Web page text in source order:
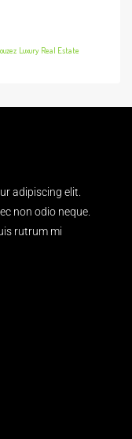
Luxury Real Estate
adipiscing elit.
non odio neque.
rutrum mi